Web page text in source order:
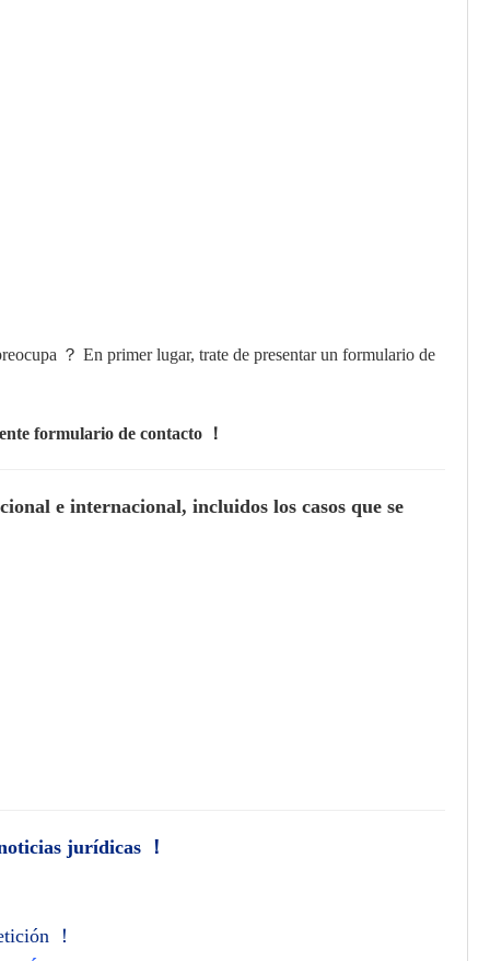
？ En primer lugar, trate de presentar un formulario de
formulario de contacto ！
e internacional, incluidos los casos que se
jurídicas ！
！